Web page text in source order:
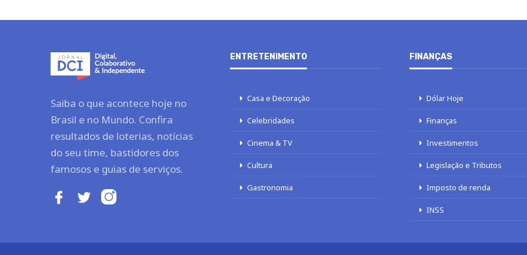
Saiba o que acontece hoje no
Brasil e no Mundo. Confira
resultados de loterias, notícias
do seu time, bastidores dos
famosos e guias de serviços.
ENTRETENIMENTO
Casa e Decoração
Celebridades
Cinema & TV
Cultura
Gastronomia
FINANÇAS
Dólar Hoje
Finanças
Investimentos
Legislação e Tributos
Imposto de renda
INSS